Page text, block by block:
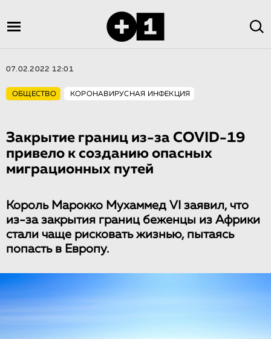
07.02.2022 12:01
ОБЩЕСТВО КОРОНАВИРУСНАЯ ИНФЕКЦИЯ
Закрытие границ из-за COVID-19
привело к созданию опасных
миграционных путей
Король Марокко Мухаммед VI заявил, что
из-за закрытия границ беженцы из Африки
стали чаще рисковать жизнью, пытаясь
попасть в Европу.